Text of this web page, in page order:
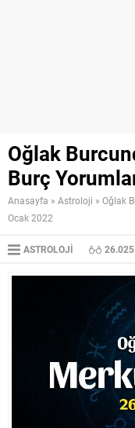
Oğlak
Burç
Anasayfa » Astroloji » Oğlak
Ocak 2022
ASTROLOJI 26.025